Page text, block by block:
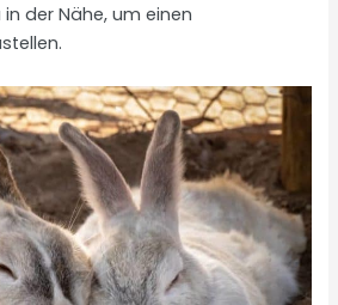
der Nähe, um einen